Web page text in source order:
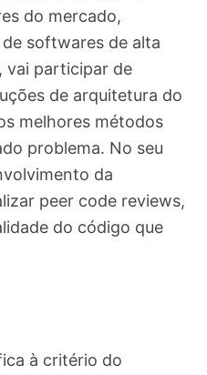
do mercado,
softwares de alta
vai participar de
de arquitetura do
melhores métodos
problema. No seu
da
peer code reviews,
do código que
à critério do